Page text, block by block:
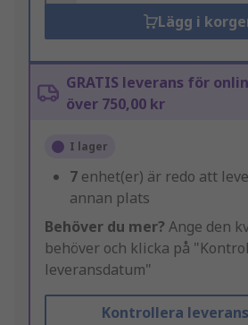
Lägg i
GRATIS leverans för
över 750,00 kr
I lager
7 enhet(er) är redo att
annan plats
Behöver du mer? Ange den
behöver och klicka på
leveransdatum"
Kontrollera